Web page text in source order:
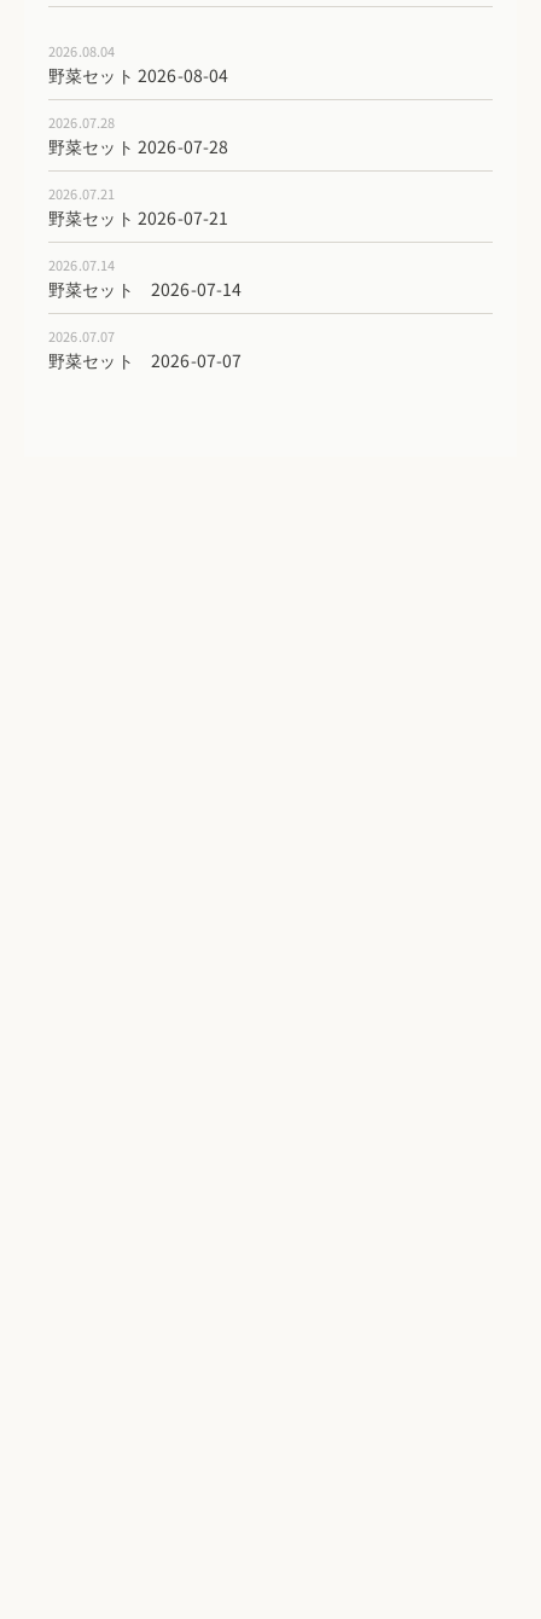
2026.08.04
野菜セット 2026-08-04
2026.07.28
野菜セット 2026-07-28
2026.07.21
野菜セット 2026-07-21
2026.07.14
野菜セット 2026-07-14
2026.07.07
野菜セット 2026-07-07